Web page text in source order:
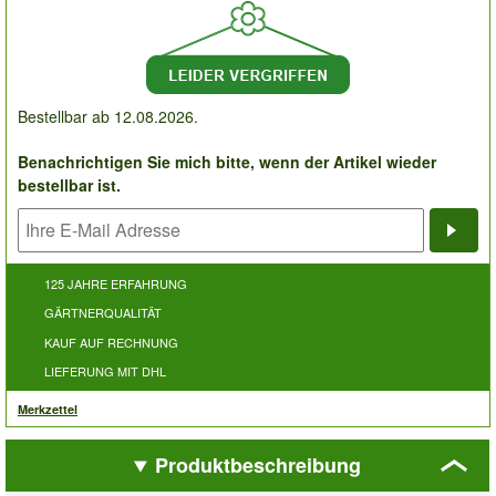
Bestellbar ab 12.08.2026.
Benachrichtigen Sie mich bitte, wenn der Artikel wieder
bestellbar ist.
125 JAHRE ERFAHRUNG
GÄRTNERQUALITÄT
KAUF AUF RECHNUNG
LIEFERUNG MIT DHL
Merkzettel
Produktbeschreibung